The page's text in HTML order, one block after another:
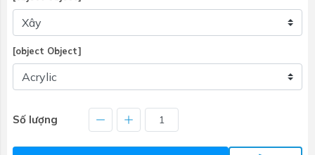
[object Object]
Số lượng